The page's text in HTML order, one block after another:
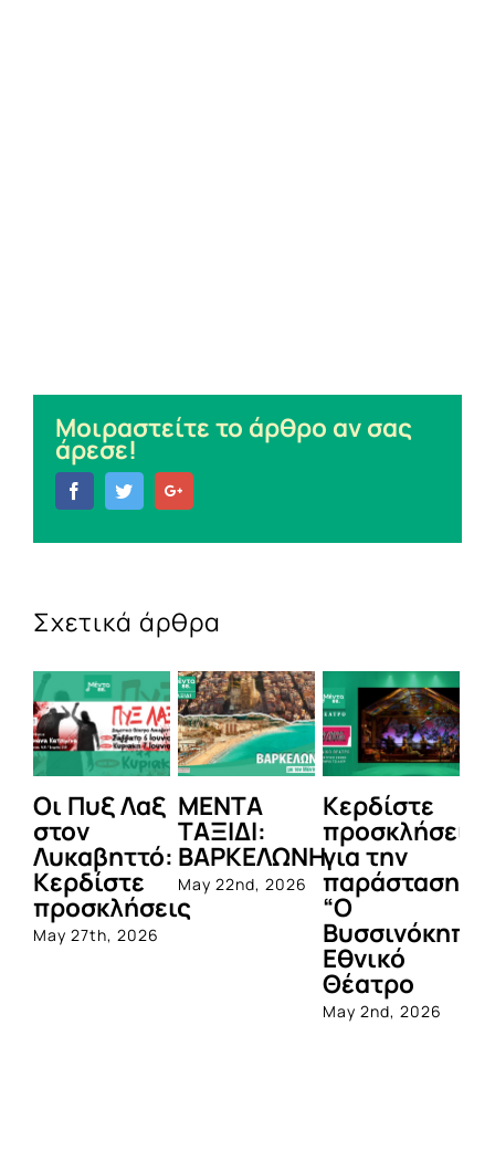
Μοιραστείτε το άρθρο αν σας
άρεσε!
FacebookTwitter
Σχετικά άρθρα
Οι Πυξ Λαξ
στον
Λυκαβηττό:
Κερδίστε
προσκλήσεις
May 27th, 2026
ΜΕΝΤΑ
ΤΑΞΙΔΙ:
ΒΑΡΚΕΛΩΝΗ
May 22nd, 2026
Κερδίστε
προσκλήσεις
για την
παράσταση
“Ο
Εθνικό
Θέατρο
May 2nd, 2026